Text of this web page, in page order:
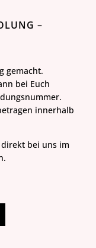
–
gemacht.
bei Euch
innerhalb
bei uns im